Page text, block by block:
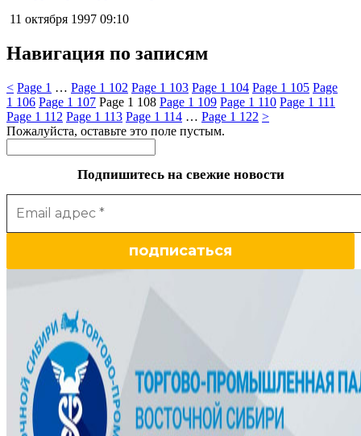
11 октября 1997 09:10
Навигация по записям
< Page 1 … Page 1 102 Page 1 103 Page 1 104 Page 1 105 Page
1 106 Page 1 107 Page 1 108 Page 1 109 Page 1 110 Page 1 111
Page 1 112 Page 1 113 Page 1 114 … Page 1 122 >
Пожалуйста, оставьте это поле пустым.
Подпишитесь на свежие новости